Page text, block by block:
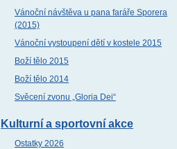
Vánoční návštěva u pana faráře Sporera
(2015)
Vánoční vystoupení dětí v kostele 2015
Boží tělo 2015
Boží tělo 2014
Svěcení zvonu „Gloria Dei“
Kulturní a sportovní akce
Ostatky 2026